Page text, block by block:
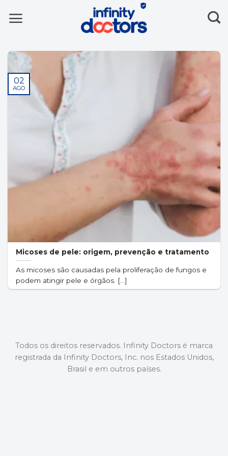
Micoses de pele: origem, prevenção e tratamento
As micoses são causadas pela proliferação de fungos e
podem atingir pele e órgãos. [...]
02
AGO
Todos os direitos reservados. Infinity Doctors é marca
registrada da Infinity Doctors, Inc. nos Estados Unidos,
Brasil e em outros países.